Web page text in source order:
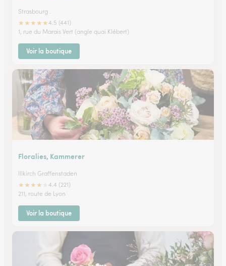
Strasbourg .
★★★★★4.5 (441)
1, rue du Marais Vert (angle quai Klébert)
Voir la boutique
Floralies, Kammerer
Illkirch Graffenstaden
★★★★
4.4 (221)
211, route de Lyon
Voir la boutique